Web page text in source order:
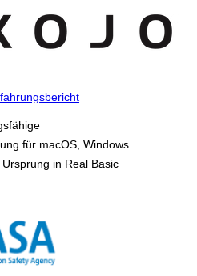
für macOS, Windows
in Real Basic